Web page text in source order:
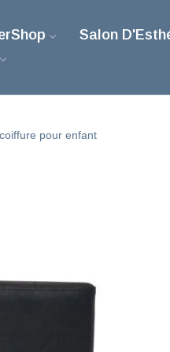
Salon
pour enfant